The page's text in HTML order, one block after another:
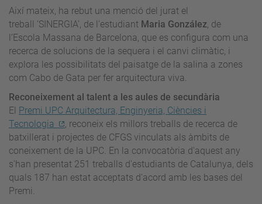
Així mateix, ha rebut una menció del jurat el
treball ‘SINERGIA’, de l'estudiant Maria González, de
l’Escola Massana de Barcelona, que es configura com una
recerca de solucions de la sequera i el canvi climàtic, i
explora les possibilitats del paisatge de la salina a zones
com Cabo de Gata per fer arquitectura viva.
Reconeixement al talent a les aules de secundària
El Premi UPC Arquitectura, Enginyeria, Ciències i
Tecnologia
, reconeix els millors treballs de recerca de
batxillerat i projectes de CFGS vinculats als àmbits de
coneixement de la UPC. En la convocatòria d'aquest any
s'han presentat 251 treballs d'estudiants de Catalunya, dels
quals 187 han estat acceptats d'acord amb les bases del
Premi.